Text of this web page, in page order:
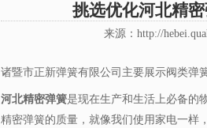
挑选优化河北精
来源：http://
诸暨市正新弹簧有限公司主要展示阀类弹
河北精密弹簧是现在生产和生活上必备的
精密弹簧的质量，就像我们使用家电一样